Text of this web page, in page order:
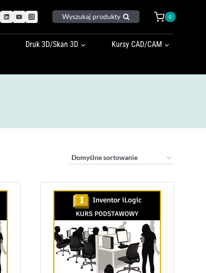
Wyszukaj produkty 0
Druk 3D/Skan 3D Kursy CAD/CAM